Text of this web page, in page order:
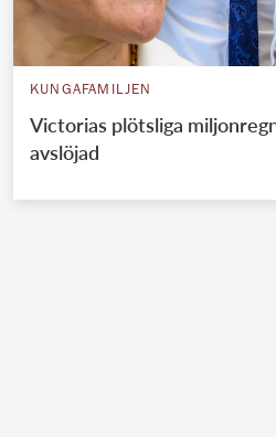
KUNGAFAMILJEN
Victorias plötsliga
avslöjad